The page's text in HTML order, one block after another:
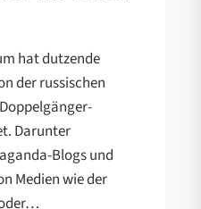
hat dutzende
der russischen
Darunter
Blogs und
Medien wie der